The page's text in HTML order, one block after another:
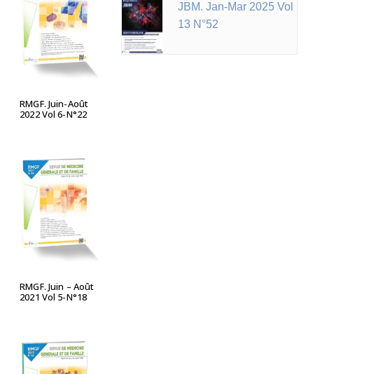
LIRE LA SUITE
RMGF. Juin-Août
2022 Vol 6-N°22
LIRE LA SUITE
RMGF. Juin – Août
2021 Vol 5-N°18
JBM. Jan-Mar 2025 Vol
13 N°52